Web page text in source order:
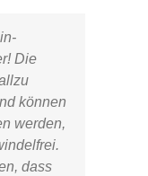
Die
können
werden,
dass